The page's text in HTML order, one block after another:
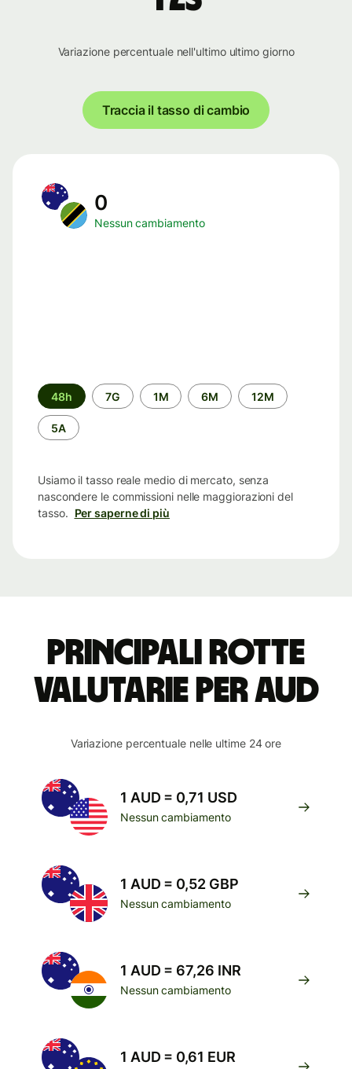
Variazione percentuale nell'ultimo ultimo giorno
Traccia il tasso di cambio
0
Nessun cambiamento
Periodo
di
tempo
48h 7G 1M 6M 12M
5A
Usiamo il tasso reale medio di mercato, senza
nascondere le commissioni nelle maggiorazioni del
tasso. Per saperne di più
Principali rotte
valutarie per AUD
Variazione percentuale nelle ultime 24 ore
1 AUD = 0,71 USD
Nessun cambiamento
1 AUD = 0,52 GBP
Nessun cambiamento
1 AUD = 67,26 INR
Nessun cambiamento
1 AUD = 0,61 EUR